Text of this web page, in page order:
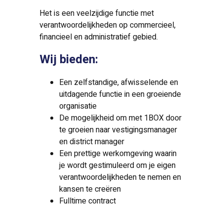
Het is een veelzijdige functie met
verantwoordelijkheden op commercieel,
financieel en administratief gebied.
Wij bieden:
Een zelfstandige, afwisselende en
uitdagende functie in een groeiende
organisatie
De mogelijkheid om met 1BOX door
te groeien naar vestigingsmanager
en district manager
Een prettige werkomgeving waarin
je wordt gestimuleerd om je eigen
verantwoordelijkheden te nemen en
kansen te creëren
Fulltime contract